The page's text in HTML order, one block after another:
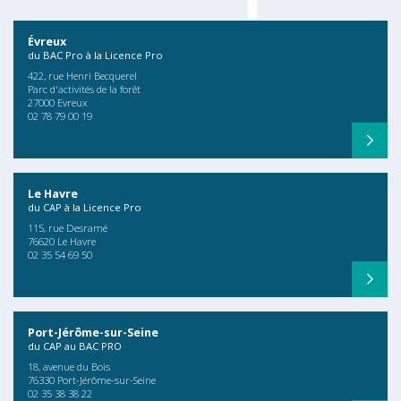
Évreux
du BAC Pro à la Licence Pro
422, rue Henri Becquerel
Parc d'activités de la forêt
27000 Evreux
02 78 79 00 19
Le Havre
du CAP à la Licence Pro
115, rue Desramé
76620 Le Havre
02 35 54 69 50
Port-Jérôme-sur-Seine
du CAP au BAC PRO
18, avenue du Bois
76330 Port-Jérôme-sur-Seine
02 35 38 38 22